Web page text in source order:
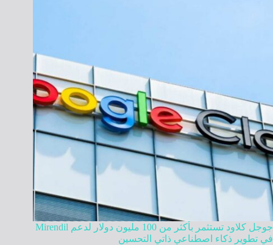
جوجل كلاود تستثمر بأكثر من 100 مليون دولار لدعم Mirendil
في تطوير ذكاء اصطناعي ذاتي التحسين